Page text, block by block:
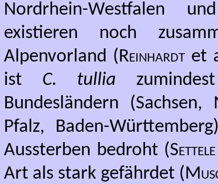
Nordrhein-Westfalen
existieren noch
Alpenvorland (Reinhardt et
ist C. tullia
Bundesländern (Sachsen,
Pfalz, Baden-
Aussterben bedroht (Settele
Art als stark gefährdet (